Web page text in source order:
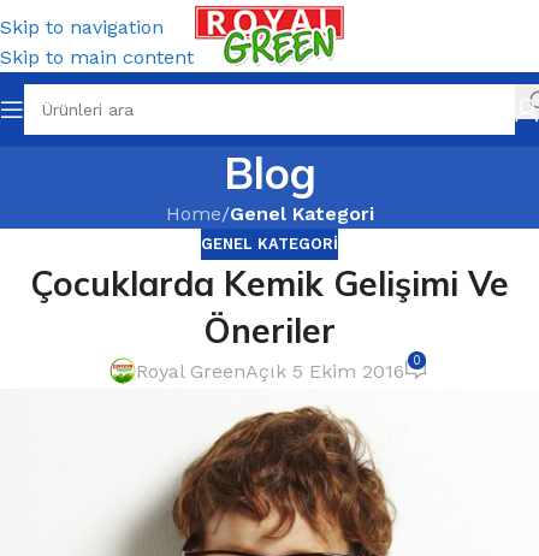
Skip to navigation
Skip to main content
Blog
Home/Genel Kategori
GENEL KATEGORI
Çocuklarda Kemik Gelişimi Ve
Öneriler
Royal GreenAçık 5 Ekim 2016 0